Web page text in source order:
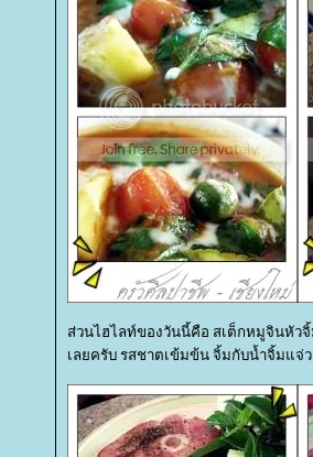
ส่วนไฮไลท์ของวันนี้คือ สเต็กหมูจินหัว
เลยครับ รสชาตเข้มข้น จิ้มกับน้ำจิ้มแจ่